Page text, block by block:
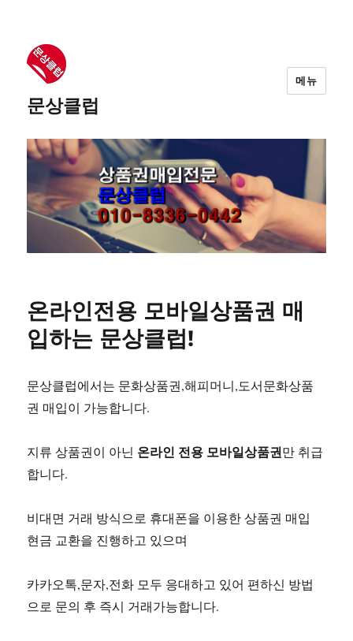
문상클럽
메뉴
온라인전용 모바일상품권 매
입하는 문상클럽!
문상클럽에서는 문화상품권,해피머니,도서문화상품
권 매입이 가능합니다.
지류 상품권이 아닌 온라인 전용 모바일상품권만 취급
합니다.
비대면 거래 방식으로 휴대폰을 이용한 상품권 매입
현금 교환을 진행하고 있으며
카카오톡,문자,전화 모두 응대하고 있어 편하신 방법
으로 문의 후 즉시 거래가능합니다.